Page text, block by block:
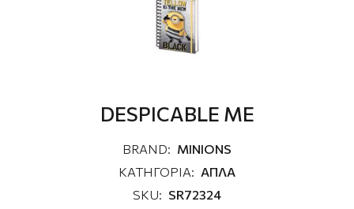
DESPICABLE ME
BRAND: MINIONS
ΚΑΤΗΓΟΡΙΑ: ΑΠΛΑ
SKU: SR72324